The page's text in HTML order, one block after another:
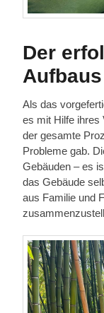
Der
Aufbaus
Als das
es mit Hilfe ihres
der gesamte
Probleme gab.
Gebäuden – es
das Gebäude
aus Familie und